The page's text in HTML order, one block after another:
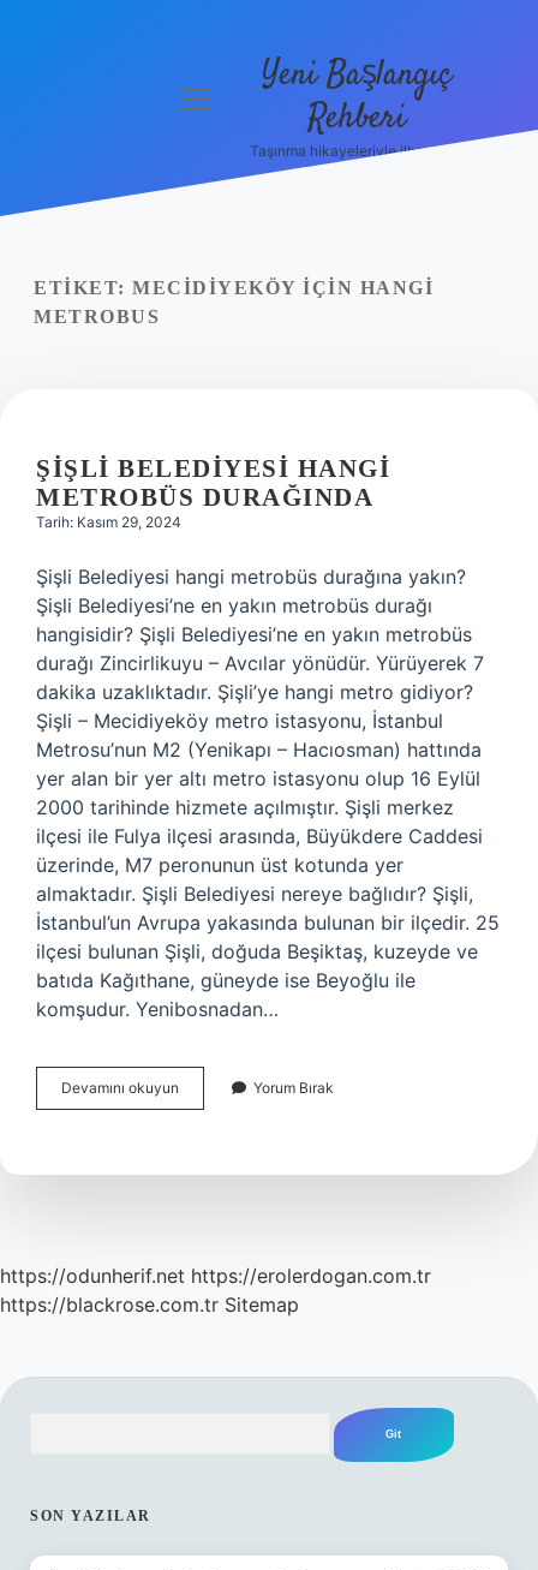
Politikası
Yasal Uyarı
menüyü
Yeni Başlangıç
Rehberi
Taşınma hikayeleriyle ilham bul!
ETIKET: MECIDIYEKÖY IÇIN HANGI
METROBUS
ŞIŞLI BELEDIYESI HANGI
METROBÜS DURAĞINDA
Tarih: Kasım 29, 2024
Şişli Belediyesi hangi metrobüs durağına yakın?
Şişli Belediyesi’ne en yakın metrobüs durağı
hangisidir? Şişli Belediyesi’ne en yakın metrobüs
durağı Zincirlikuyu – Avcılar yönüdür. Yürüyerek 7
dakika uzaklıktadır. Şişli’ye hangi metro gidiyor?
Şişli – Mecidiyeköy metro istasyonu, İstanbul
Metrosu’nun M2 (Yenikapı – Hacıosman) hattında
yer alan bir yer altı metro istasyonu olup 16 Eylül
2000 tarihinde hizmete açılmıştır. Şişli merkez
ilçesi ile Fulya ilçesi arasında, Büyükdere Caddesi
üzerinde, M7 peronunun üst kotunda yer
almaktadır. Şişli Belediyesi nereye bağlıdır? Şişli,
İstanbul’un Avrupa yakasında bulunan bir ilçedir. 25
ilçesi bulunan Şişli, doğuda Beşiktaş, kuzeyde ve
batıda Kağıthane, güneyde ise Beyoğlu ile
komşudur. Yenibosnadan…
Devamını okuyun
Belediyesi
Durağında
Yorum Bırak
https://odunherif.net https://erolerdogan.com.tr
https://blackrose.com.tr Sitemap
SON YAZILAR